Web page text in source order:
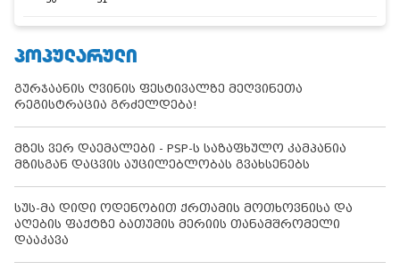
ᲞᲝᲞᲣᲚᲐᲠᲣᲚᲘ
გურჯაანის ღვინის ფესტივალზე მეღვინეთა
რეგისტრაცია გრძელდება!
მზეს ვერ დაემალები - PSP-ს საზაფხულო კამპანია
მზისგან დაცვის აუცილებლობას გვახსენებს
სუს-მა დიდი ოდენობით ქრთამის მოთხოვნისა და
აღების ფაქტზე ბათუმის მერიის თანამშრომელი
დააკავა